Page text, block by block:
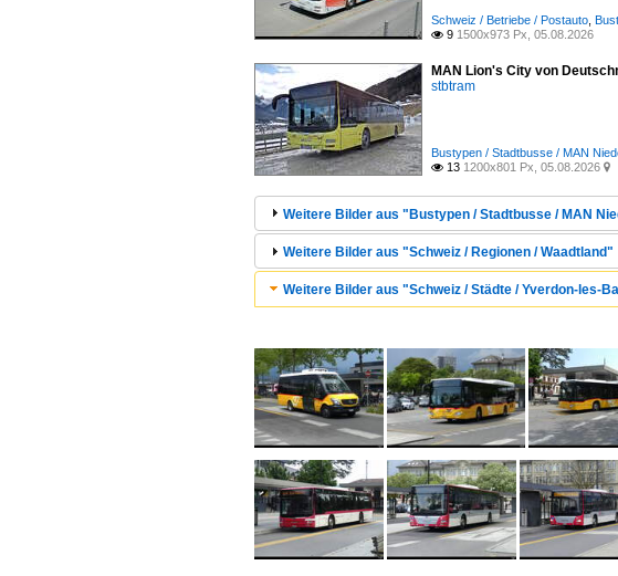
Schweiz / Betriebe / Postauto
 9 1500x973 Px, 05.08.2026
MAN Lion's City von
stbtram
Bustypen / Stadtbusse / MAN
 13 1200x801 Px, 05.08.2026 
Weitere Bilder aus "Bustypen / Stadtbusse / MAN
Weitere Bilder aus "Schweiz / Regionen / Waadtland"
Weitere Bilder aus "Schweiz / Städte / Yverdon-les-